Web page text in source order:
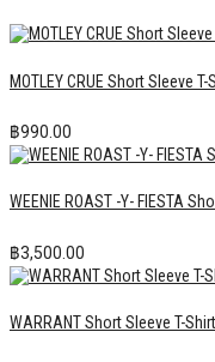
MOTLEY CRUE Short Sleeve
฿990.00
WEENIE ROAST -Y- FIESTA
฿3,500.00
WARRANT Short Sleeve T-